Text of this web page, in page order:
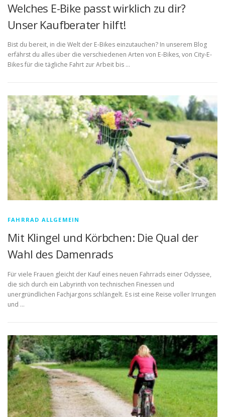
Welches E-Bike passt wirklich zu dir?
Unser Kaufberater hilft!
Bist du bereit, in die Welt der E-Bikes einzutauchen? In unserem Blog
erfährst du alles über die verschiedenen Arten von E-Bikes, von City-E-
Bikes für die tägliche Fahrt zur Arbeit bis …
FAHRRAD ALLGEMEIN
Mit Klingel und Körbchen: Die Qual der
Wahl des Damenrads
Für viele Frauen gleicht der Kauf eines neuen Fahrrads einer Odyssee,
die sich durch ein Labyrinth von technischen Finessen und
unergründlichen Fachjargons schlängelt. Es ist eine Reise voller Irrungen
und …